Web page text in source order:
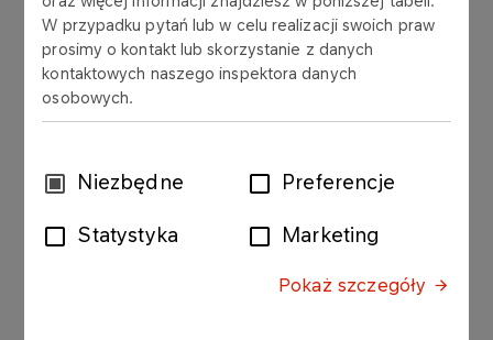
W przypadku pytań lub w celu realizacji swoich praw
prosimy o kontakt lub skorzystanie z danych
kontaktowych naszego inspektora danych
osobowych.
WybórNiezbędne Preferencje
Statystyka Marketing
Pokaż szczegóły
Więcej
AKTUALNOŚCI
Miliana i TSM na budowie